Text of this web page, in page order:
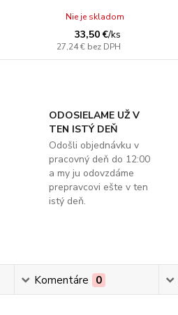
33,50 €/ks
27,24 € bez DPH
Nie je skladom
ODOSIELAME UŽ V
TEN ISTÝ DEŇ
Odošli objednávku v
pracovný deň do 12:00
a my ju odovzdáme
prepravcovi ešte v ten
istý deň.
Komentáre 0